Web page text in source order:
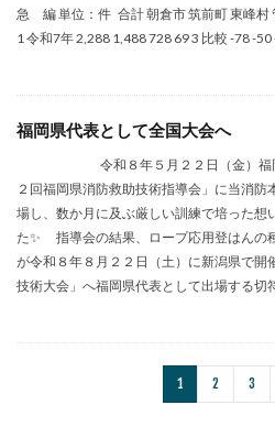
急 編 単位：件 合計 朝倉市 筑前町 東峰村
1 令和7年 2,288 1,488 728 69 3 比較 -78 -
福岡県代表として全国大会へ
令和８年５月２２日（金）福岡県
２回福岡県消防救助技術指導会」に当消防
場し、数か月に及ぶ厳しい訓練で培った想
た✨ 指導会の結果、ロープ応用登はんの
が令和８年８月２２日（土）に新潟県で開
技術大会」へ福岡県代表として出場する切
1 2 3